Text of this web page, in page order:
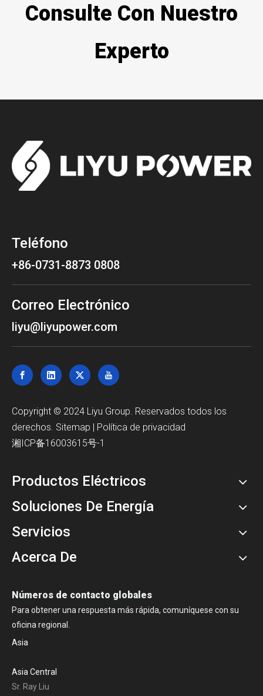
Consulte Con Nuestro
Experto
Teléfono
+86-0731-8873 0808
Correo Electrónico
liyu@liyupower.com
Copyright © 2024 Liyu Group. Reservados todos los
derechos. Sitemap
Política de privacidad
湘ICP备16003615号-1
Productos Eléctricos
Soluciones De Energía
Servicios
Acerca De
Números de contacto globales
Para obtener una respuesta más rápida, comuníquese con su
oficina regional.
Asia
Asia Central
Sr. Ray Liu